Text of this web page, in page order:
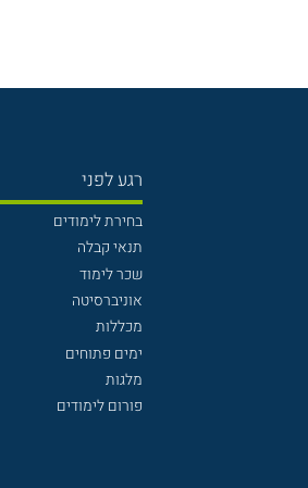
רגע לפני
בחירת לימודים
תנאי קבלה
שכר לימוד
אוניברסיטה
מכללות
ימים פתוחים
מלגות
פורום לימודים